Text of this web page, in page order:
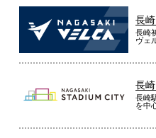
長
長崎
ヴェ
長
長崎
を中